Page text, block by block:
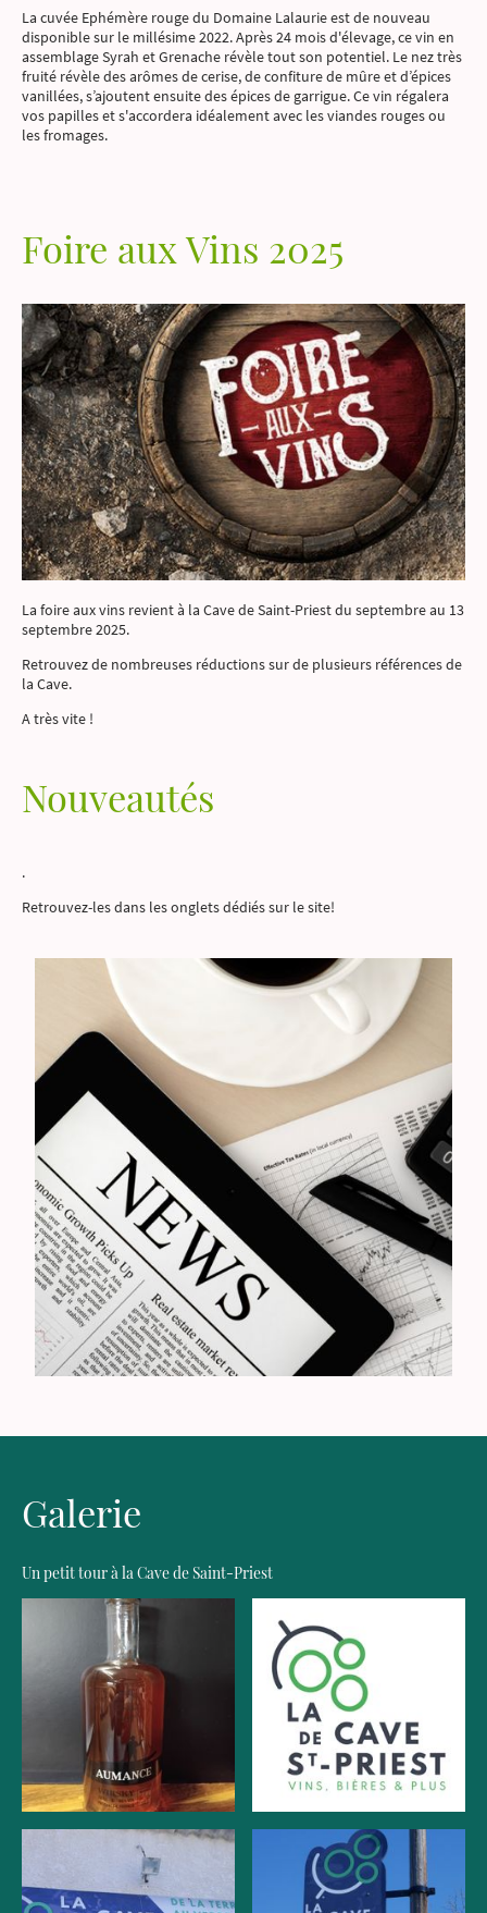
La cuvée Ephémère rouge du Domaine Lalaurie est de nouveau
disponible sur le millésime 2022. Après 24 mois d'élevage, ce vin en
assemblage Syrah et Grenache révèle tout son potentiel. Le nez très
fruité révèle des arômes de cerise, de confiture de mûre et d’épices
vanillées, s’ajoutent ensuite des épices de garrigue. Ce vin régalera
vos papilles et s'accordera idéalement avec les viandes rouges ou
les fromages.
Foire aux Vins 2025
La foire aux vins revient à la Cave de Saint-Priest du septembre au 13
septembre 2025.
Retrouvez de nombreuses réductions sur de plusieurs références de
la Cave.
A très vite !
Nouveautés
.
Retrouvez-les dans les onglets dédiés sur le site!
Galerie
Un petit tour à la Cave de Saint-Priest